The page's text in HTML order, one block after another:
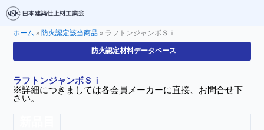
ホーム »防火認定該当商品» ラフトンジャンボＳｉ
防火認定材料データベース
ラフトンジャンボＳｉ
※詳細につきましては各会員メーカーに直接、お問合せ下
さい。